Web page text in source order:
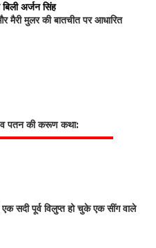
अर्जन सिंह
मैरी मुलर की बातचीत पर आधारित
व पतन की करूण कथा:
सदी पूर्व विलुप्त हो चुके एक सींग वाले